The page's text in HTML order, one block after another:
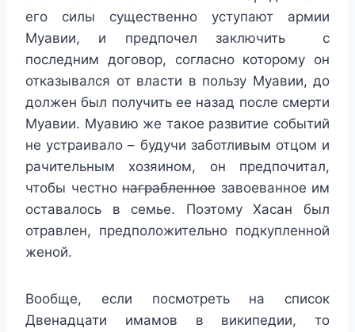
его силы существенно уступают армии
Муавии, и предпочел заключить с
последним договор, согласно которому он
отказывался от власти в пользу Муавии, до
должен был получить ее назад после смерти
Муавии. Муавию же такое развитие событий
не устраивало – будучи заботливым отцом и
рачительным хозяином, он предпочитал,
чтобы честно награбленное завоеванное им
оставалось в семье. Поэтому Хасан был
отравлен, предположительно подкупленной
женой.
Вообще, если посмотреть на список
Двенадцати имамов в википедии, то